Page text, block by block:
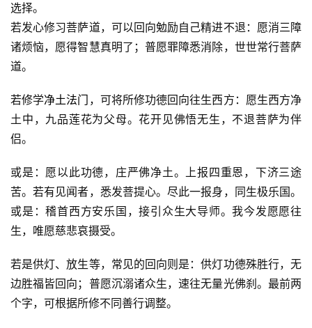
选择。
若发心修习菩萨道，可以回向勉励自己精进不退：愿消三障
诸烦恼，愿得智慧真明了；普愿罪障悉消除，世世常行菩萨
道。
若修学净土法门 ，可将所修功德回向往生西方：愿生西方净
土中，九品莲花为父母。花开见佛悟无生，不退菩萨为伴
侣。
或是：愿以此功德，庄严佛净土。上报四重恩，下济三途
苦。若有见闻者，悉发菩提心。尽此一报身，同生极乐国。
或是：稽首西方安乐国，接引众生大导师。我今发愿愿往
生，唯愿慈悲哀摄受。
若是供灯、放生等，常见的回向则是：供灯功德殊胜行，无
边胜福皆回向；普愿沉溺诸众生，速往无量光佛刹。最前两
个字，可根据所修不同善行调整。